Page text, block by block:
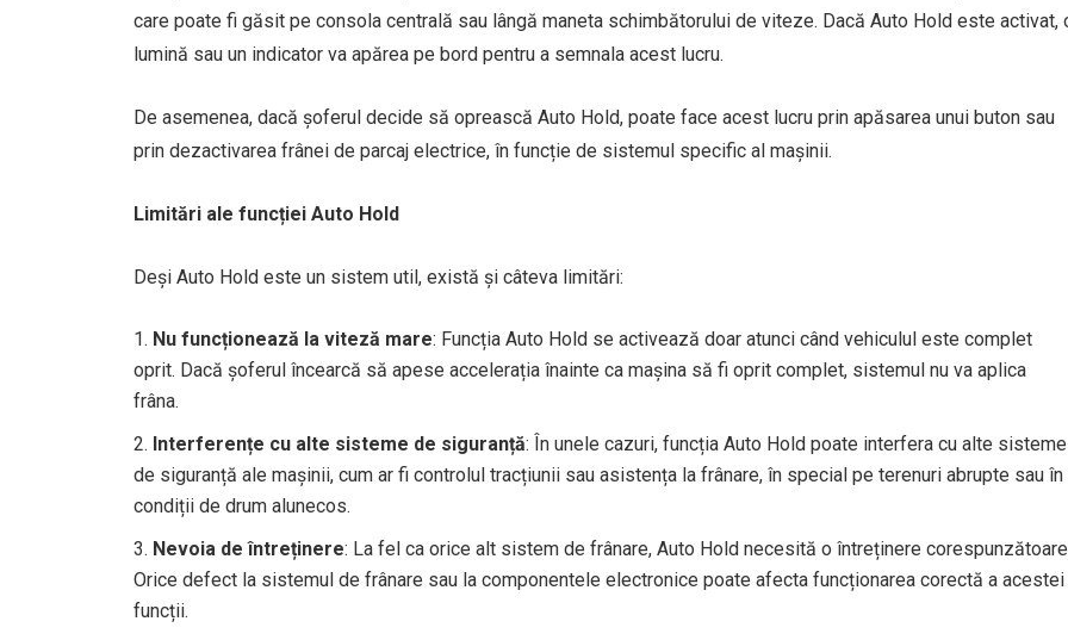
care poate fi găsit pe consola centrală sau lângă maneta schimbătorului de viteze. Dacă Auto Hold este activat,
lumină sau un indicator va apărea pe bord pentru a semnala acest lucru.
De asemenea, dacă șoferul decide să oprească Auto Hold, poate face acest lucru prin apăsarea unui buton sau
prin dezactivarea frânei de parcaj electrice, în funcție de sistemul specific al mașinii.
Limitări ale funcției Auto Hold
Deși Auto Hold este un sistem util, există și câteva limitări:
Nu funcționează la viteză mare: Funcția Auto Hold se activează doar atunci când vehiculul este complet
oprit. Dacă șoferul încearcă să apese accelerația înainte ca mașina să fi oprit complet, sistemul nu va aplica
frâna.
Interferențe cu alte sisteme de siguranță: În unele cazuri, funcția Auto Hold poate interfera cu alte sisteme
de siguranță ale mașinii, cum ar fi controlul tracțiunii sau asistența la frânare, în special pe terenuri abrupte sau în
condiții de drum alunecos.
Nevoia de întreținere: La fel ca orice alt sistem de frânare, Auto Hold necesită o întreținere
Orice defect la sistemul de frânare sau la componentele electronice poate afecta funcționarea corectă a acestei
funcții.